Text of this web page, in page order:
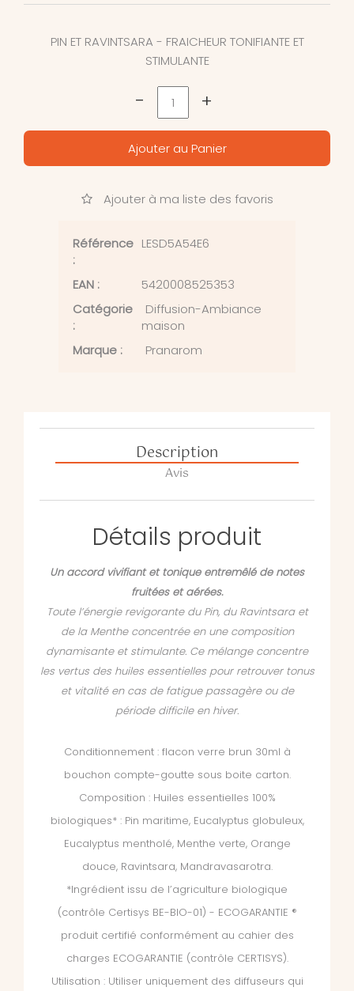
PIN ET RAVINTSARA - FRAICHEUR TONIFIANTE ET
STIMULANTE
- +
Ajouter au Panier
Ajouter à ma liste des favoris
Référence
:
LESD5A54E6
EAN :
5420008525353
Catégorie
:
Diffusion-Ambiance
maison
Marque :
Pranarom
Description
Avis
Détails produit
Un accord vivifiant et tonique entremêlé de notes
fruitées et aérées.
Toute l’énergie revigorante du Pin, du Ravintsara et
de la Menthe concentrée en une composition
dynamisante et stimulante. Ce mélange concentre
les vertus des huiles essentielles pour retrouver tonus
et vitalité en cas de fatigue passagère ou de
période difficile en hiver.
Conditionnement : flacon verre brun 30ml à
bouchon compte-goutte sous boite carton.
Composition : Huiles essentielles 100%
biologiques* : Pin maritime, Eucalyptus globuleux,
Eucalyptus mentholé, Menthe verte, Orange
douce, Ravintsara, Mandravasarotra.
*Ingrédient issu de l’agriculture biologique
(contrôle Certisys BE-BIO-01) - ECOGARANTIE ®
produit certifié conformément au cahier des
charges ECOGARANTIE (contrôle CERTISYS).
Utilisation : Utiliser uniquement des diffuseurs qui